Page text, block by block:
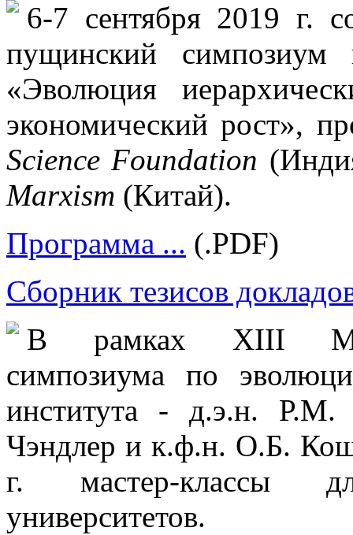
6-7 сентября 2019 г.
пущинский симпозиум
«Эволюция
экономический рост»,
Science Foundation
Marxism (Китай).
Программа ... (.PDF)
Сборник тезисов
В рамках XIII
симпозиума по
института - д.э.н.
Чэндлер и к.ф.н. О.Б.
г. мастер-классы
университетов.